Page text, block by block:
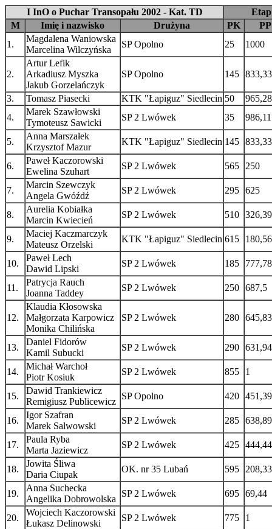
I InO o Puchar Transopału 2002 - Kat. TD
M
Imię i nazwisko Drużyna PK
PP
1.
Magdalena Waniowska
Marcelina Wilczyńska
SP Opolno 25 1000
2.
Artur Lefik
Arkadiusz Myszka
Jakub Gorzelańczyk
SP Opolno 145 833,33
3. Tomasz Piasecki KTK "Łapiguz" Siedlecin 50
965,28
4.
Marek Szawłowski
Tymoteusz Sawicki
SP 2 Lwówek 35 986,11
5.
Anna Marszałek
Krzysztof Mazur
KTK "Łapiguz" Siedlecin 145 833,33
6.
Paweł Kaczorowski
Ewelina Szuhart
SP 2 Lwówek 565 250
7.
Marcin Szewczyk
Angela Gwóźdź
SP 2 Lwówek 295 625
8.
Aurelia Kobiałka
Marcin Kwiecień
SP 2 Lwówek 510 326,39
9.
Maciej Kaczmarczyk
Mateusz Orzelski
KTK "Łapiguz" Siedlecin 615 180,56
10.
Paweł Lech
Dawid Lipski
SP 2 Lwówek 185 777,78
11.
Patrycja Rauch
Joanna Taddey
SP 2 Lwówek 250 687,5
12.
Klaudia Kłosowska
Małgorzata Karpowicz
Monika Chilińska
SP 2 Lwówek 280 645,83
13.
Daniel Fidorów
Kamil Subucki
SP 2 Lwówek 290 631,94
14.
Michał Warchoł
Piotr Kosiuk
SP 2 Lwówek 855 1
15.
Dawid Trankiewicz
Remigiusz Publicewicz
SP Opolno 420 451,39
16.
Igor Szafran
Marek Salwowski
SP 2 Lwówek 285 638,89
17.
Paula Ryba
Marta Jaziewicz
SP 2 Lwówek 425 444,44
18.
Jowita Śliwa
Daria Ciupak
OK. nr 35 Lubań 595 208,33
19.
Anna Suchecka
Angelika Dobrowolska
SP 2 Lwówek 695 69,44
20.
Wojciech Kaczorowski
Łukasz Delinowski
SP 2 Lwówek 775 1